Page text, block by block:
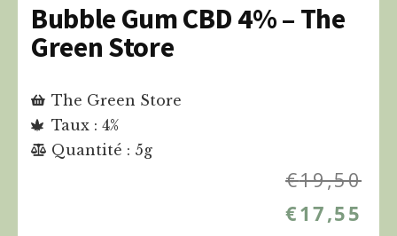
Bubble Gum CBD 4% – The
Green Store
The Green Store
Taux : 4%
Quantité : 5g
€19,50
€17,55